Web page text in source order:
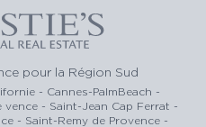
pour la Région Sud
- Cannes-PalmBeach -
- Saint-Jean Cap Ferrat -
- Saint-Remy de Provence -